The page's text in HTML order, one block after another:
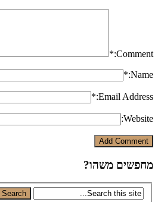
Comment:
*
Name:
*
Email Address:
*
Website:
מחפשים משהו?